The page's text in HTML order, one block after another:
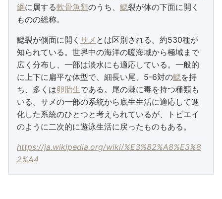
綱に属する軟骨魚類のうち、 鰓裂が体の下面に開く
ものの総称。
鰓裂が側面に開く サメ とは区別される。約530種が
知られている。世界中の海洋の暖海域から極域まで
広く分布し、一部は淡水にも適応している。一般的
に上下に扁平な体型で、細長い尾、5-6対の鰓を持
ち、多くは卵胎生である。尾の棘に毒を持つ種類も
いる。サメの一部の系統から底生生活に適応して進
化した系統のひとつと考えられているが、トビエイ
のように二次的に遊泳生活に戻ったものもある。
https://ja.wikipedia.org/wiki/%E3%82%A8%E3%8
2%A4